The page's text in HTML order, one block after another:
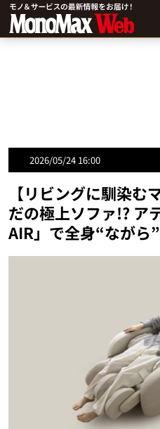
2026/05/24 16:00
【リビングに馴染む
だの極上ソファ!? ア
AIR」で全身“ながら